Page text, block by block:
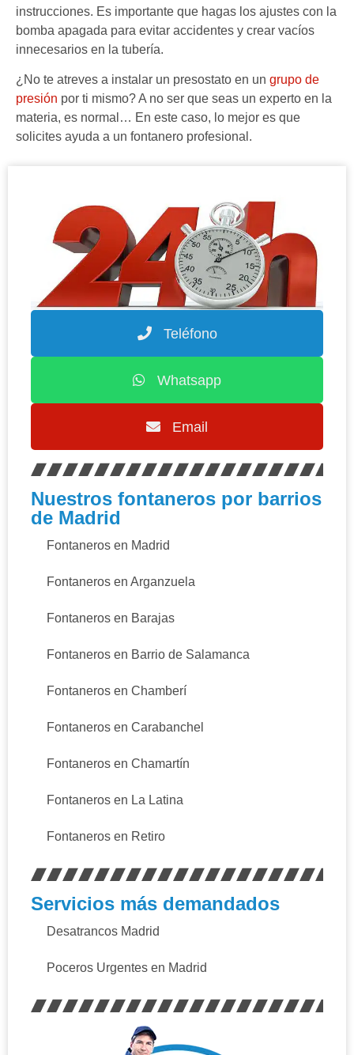
instrucciones. Es importante que hagas los ajustes con la
bomba apagada para evitar accidentes y crear vacíos
innecesarios en la tubería.
¿No te atreves a instalar un presostato en un grupo de
presión por ti mismo? A no ser que seas un experto en la
materia, es normal… En este caso, lo mejor es que
solicites ayuda a un fontanero profesional.
Teléfono
Whatsapp
Email
Nuestros fontaneros por barrios
de Madrid
Fontaneros en Madrid
Fontaneros en Arganzuela
Fontaneros en Barajas
Fontaneros en Barrio de Salamanca
Fontaneros en Chamberí
Fontaneros en Carabanchel
Fontaneros en Chamartín
Fontaneros en La Latina
Fontaneros en Retiro
Servicios más demandados
Desatrancos Madrid
Poceros Urgentes en Madrid